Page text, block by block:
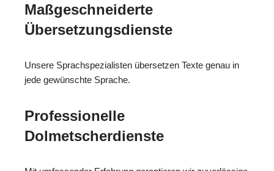
Maßgeschneiderte
Übersetzungsdienste
Unsere Sprachspezialisten übersetzen Texte genau in
jede gewünschte Sprache.
Professionelle
Dolmetscherdienste